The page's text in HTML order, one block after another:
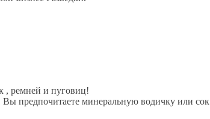
, ремней и пуговиц!
предпочитаете минеральную водичку или